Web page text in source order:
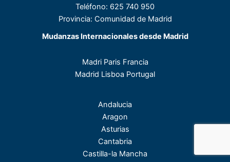
Teléfono: 625 740 950
Provincia: Comunidad de Madrid
Mudanzas Internacionales desde Madrid
Madri Paris Francia
Madrid Lisboa Portugal
Andalucia
Aragon
Asturias
Cantabria
Castilla-la Mancha